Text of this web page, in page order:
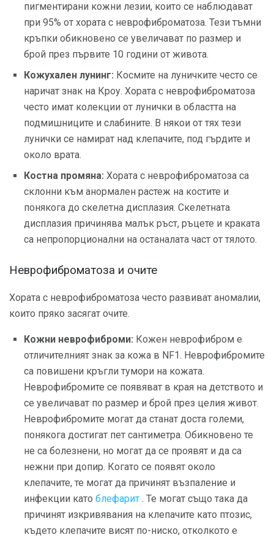
пигментирани кожни лезии, които се наблюдават
при 95% от хората с неврофиброматоза. Тези тъмни
кръпки обикновено се увеличават по размер и
брой през първите 10 години от живота.
Кожухален лунинг: Космите на луничките често се
наричат ​​знак на Кроу. Хората с неврофиброматоза
често имат колекции от лунички в областта на
подмишниците и слабините. В някои от тях тези
лунички се намират над клепачите, под гърдите и
около врата.
Костна промяна: Хората с неврофиброматоза са
склонни към анормален растеж на костите и
понякога до скелетна дисплазия. Скелетната
дисплазия причинява малък ръст, ръцете и краката
са непропорционални на останалата част от тялото.
Неврофиброматоза и очите
Хората с неврофиброматоза често развиват аномалии,
които пряко засягат очите.
Кожни неврофиброми: Кожен неврофибром е
отличителният знак за кожа в NF1. Неврофибромите
са повишени кръгли тумори на кожата.
Неврофибромите се появяват в края на детството и
се увеличават по размер и брой през целия живот.
Неврофибромите могат да станат доста големи,
понякога достигат пет сантиметра. Обикновено те
не са болезнени, но могат да се проявят и да са
нежни при допир. Когато се появят около
клепачите, те могат да причинят възпаление и
инфекции като блефарит . Те могат също така да
причинят изкривявания на клепачите като птозис,
където клепачите висят по-ниско, отколкото е